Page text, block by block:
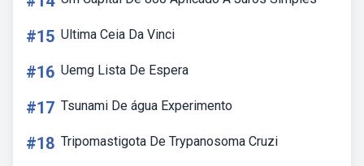
#15 Ultima Ceia Da Vinci
#16 Uemg Lista De Espera
#17 Tsunami De água Experimento
#18 Tripomastigota De Trypanosoma Cruzi